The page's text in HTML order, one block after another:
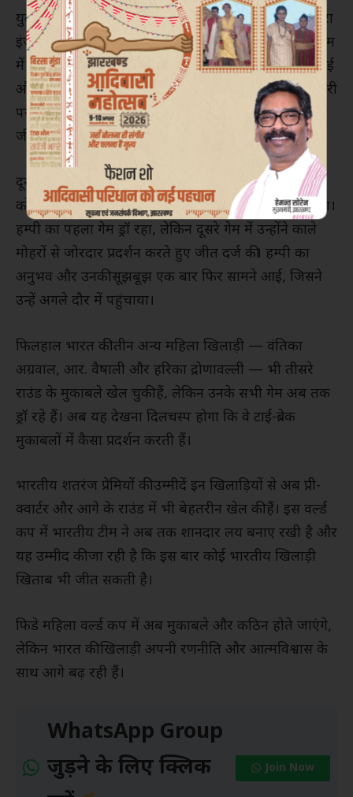
युवा खिलाड़ी दिव्या देशमुख ने क्रोएशिया की खिलाड़ी तियोदोरा
इंजैक को हराकर तीसरे राउंड में अपनी जीत दर्ज की। पहले गेम
में दिव्या ने काले मोहरों से खेलते हुए बेहतरीन रणनीति अपनाई
और विरोधी खिलाड़ी को मात दी। दूसरे गेम में मुकाबला बराबरी
पर छूटा, जिससे दिव्या को दो गेमों के परिणामों के आधार पर
जीत हासिल हुई।
दूसरी ओर, अनुभवी खिलाड़ी और भारत की दिग्गज ग्रैंडमास्टर
कोनेरू हम्पी ने पोलैंड की क्लाउडिया कुलॉन को पराजित किया।
हम्पी का पहला गेम ड्रॉ रहा, लेकिन दूसरे गेम में उन्होंने काले
मोहरों से जोरदार प्रदर्शन करते हुए जीत दर्ज की। हम्पी का
अनुभव और उनकी सूझबूझ एक बार फिर सामने आई, जिसने
उन्हें अगले दौर में पहुंचाया।
फिलहाल भारत की तीन अन्य महिला खिलाड़ी — वंतिका
अग्रवाल, आर. वैषाली और हरिका द्रोणावल्ली — भी तीसरे
राउंड के मुकाबले खेल चुकी हैं, लेकिन उनके सभी गेम अब तक
ड्रॉ रहे हैं। अब यह देखना दिलचस्प होगा कि वे टाई-ब्रेक
मुकाबलों में कैसा प्रदर्शन करती हैं।
भारतीय शतरंज प्रेमियों की उम्मीदें इन खिलाड़ियों से अब प्री-
क्वार्टर और आगे के राउंड में भी बेहतरीन खेल की हैं। इस वर्ल्ड
कप में भारतीय टीम ने अब तक शानदार लय बनाए रखी है और
यह उम्मीद की जा रही है कि इस बार कोई भारतीय खिलाड़ी
खिताब भी जीत सकती है।
फिडे महिला वर्ल्ड कप में अब मुकाबले और कठिन होते जाएंगे,
लेकिन भारत की खिलाड़ी अपनी रणनीति और आत्मविश्वास के
साथ आगे बढ़ रही हैं।
WhatsApp Group
जुड़ने के लिए क्लिक
Join Now